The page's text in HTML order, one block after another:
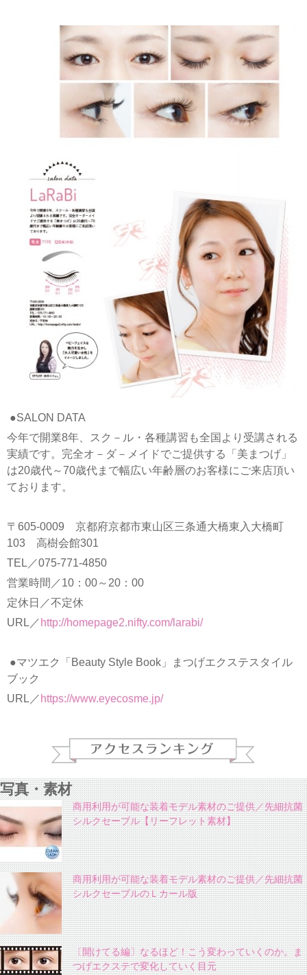
●SALON DATA
今年で開業8年、スク－ル・各種講習も全国より受講される
実績です。完全オ－ダ－メイドでご提供する「美まつげ」
は20歳代～70歳代まで幅広い年齢層のお客様にご来店頂い
ております。
〒605-0009 京都府京都市東山区三条通大橋東入大橋町
103 高樹会館301
TEL／075-771-4850
営業時間／10：00～20：00
定休日／不定休
URL／http://homepage2.nifty.com/larabi/
●マツエク「Beauty Style Book」まつげエクステスタイル
ブック
URL／https://www.eyecosme.jp/
写真・素材
商用利用が可能な装着モデル素材のご提供／先細抗菌
シルクセーブル【リーフレット素材】
商用利用が可能な装着モデル素材のご提供／先細抗菌
シルクセーブルのＬカール版
〔開けてる編〕なるほど！こう変わっていくのか。ま
つげエクステで変化していく目元